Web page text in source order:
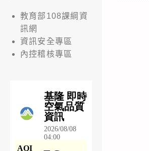
教育部108課綱資
訊網
資訊安全專區
內控稽核專區